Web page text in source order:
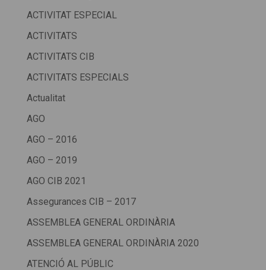
ACTIVITAT ESPECIAL
ACTIVITATS
ACTIVITATS CIB
ACTIVITATS ESPECIALS
Actualitat
AGO
AGO – 2016
AGO – 2019
AGO CIB 2021
Assegurances CIB – 2017
ASSEMBLEA GENERAL ORDINÀRIA
ASSEMBLEA GENERAL ORDINÀRIA 2020
ATENCIÓ AL PÚBLIC